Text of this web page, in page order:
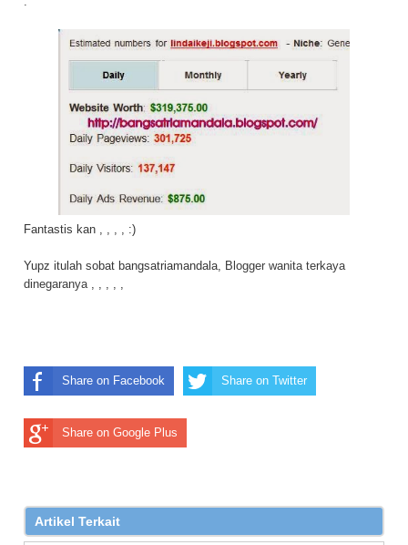
Fantastis kan , , , , :)
Yupz itulah sobat bangsatriamandala, Blogger wanita terkaya
dinegaranya
Share on Facebook Share on Twitter
Share on Google Plus
Artikel Terkait